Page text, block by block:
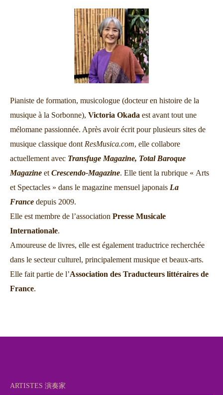
Pianiste de formation, musicologue (docteur en histoire de la
musique à la Sorbonne), Victoria Okada est avant tout une
mélomane passionnée. Après avoir écrit pour plusieurs sites de
musique classique dont ResMusica.com, elle collabore
actuellement avec Transfuge Magazine, Total Baroque
Magazine et Crescendo-Magazine. Elle tient la rubrique « Arts
et Spectacles » dans le magazine mensuel japonais La
France depuis 2009.
Elle est membre de l’association Presse Musicale
Internationale.
Amoureuse de livres, elle est également traductrice recherchée
dans le secteur culturel, principalement musique et beaux-arts.
Elle fait partie de l’Association des Traducteurs littéraires de
France.
ARTISTES 演奏家